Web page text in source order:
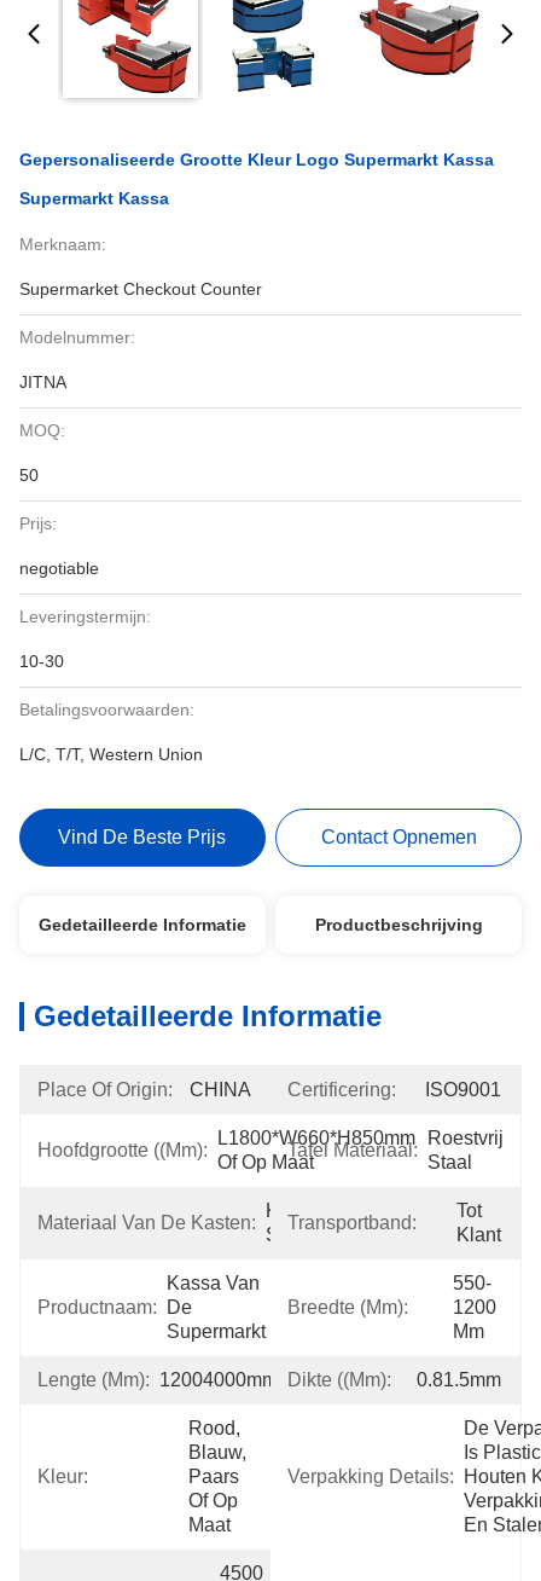
Gepersonaliseerde Grootte Kleur Logo Supermarkt Kassa
Supermarkt Kassa
Merknaam:
Supermarket Checkout Counter
Modelnummer:
JITNA
MOQ:
50
Prijs:
negotiable
Leveringstermijn:
10-30
Betalingsvoorwaarden:
L/C, T/T, Western Union
Vind De Beste Prijs Contact Opnemen
Gedetailleerde Informatie Productbeschrijving
Gedetailleerde Informatie
Place Of Origin: CHINA Certificering: ISO9001
Hoofdgrootte ((mm):
L1800*W660*H850mm
Of Op Maat
Tafel Materiaal:
Roestvrij
Staal
Materiaal Van De Kasten:
Koudgewalst
Staal
Transportband:
Tot
Klant
Productnaam:
Kassa Van
De
Supermarkt
Breedte (mm):
550-
1200
Mm
Lengte (mm): 12004000mm Dikte ((mm): 0.81.5mm
Kleur:
Rood,
Blauw,
Paars
Of Op
Maat
Verpakking Details:
De
Is Plastic
Houten
En
4500